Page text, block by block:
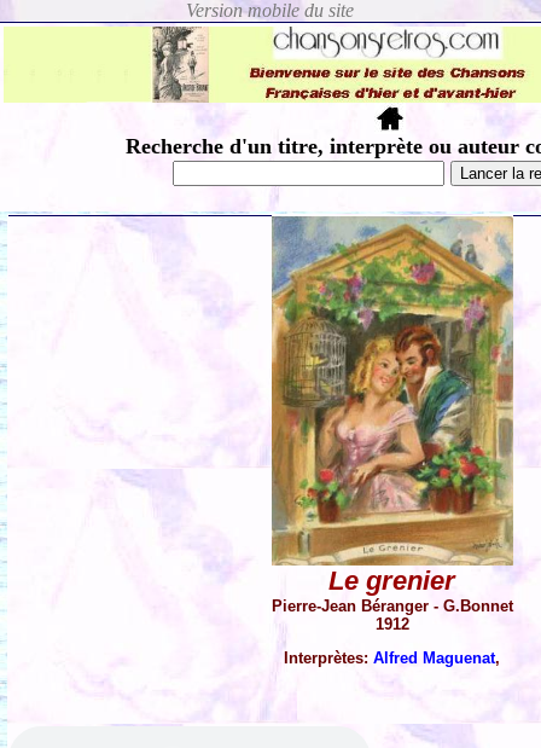
Recherche d'un titre, interprète ou auteur
Le grenier
Pierre-Jean Béranger - G.Bonnet
1912
Interprètes:Alfred Maguenat,